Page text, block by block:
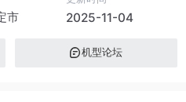
市 2025-11-04
机型论坛